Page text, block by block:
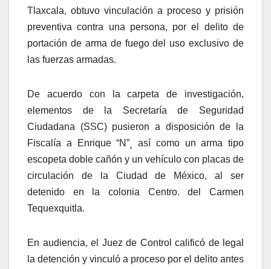
Tlaxcala, obtuvo vinculación a proceso y prisión
preventiva contra una persona, por el delito de
portación de arma de fuego del uso exclusivo de
las fuerzas armadas.
De acuerdo con la carpeta de investigación,
elementos de la Secretaría de Seguridad
Ciudadana (SSC) pusieron a disposición de la
Fiscalía a Enrique “N”¸ así como un arma tipo
escopeta doble cañón y un vehículo con placas de
circulación de la Ciudad de México, al ser
detenido en la colonia Centro. del Carmen
Tequexquitla.
En audiencia, el Juez de Control calificó de legal
la detención y vinculó a proceso por el delito antes